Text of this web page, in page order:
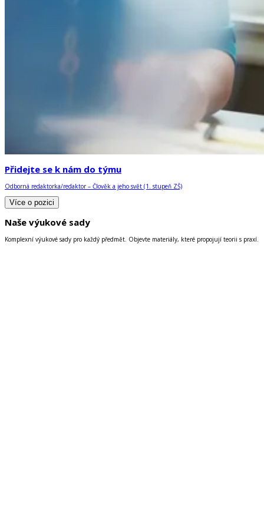
Přidejte se k nám do týmu
Odborná redaktorka/redaktor – Člověk a jeho svět (1. stupeň ZŠ)
Více o pozici
Naše výukové sady
Komplexní výukové sady pro každý předmět. Objevte materiály, které propojují teorii s praxí.